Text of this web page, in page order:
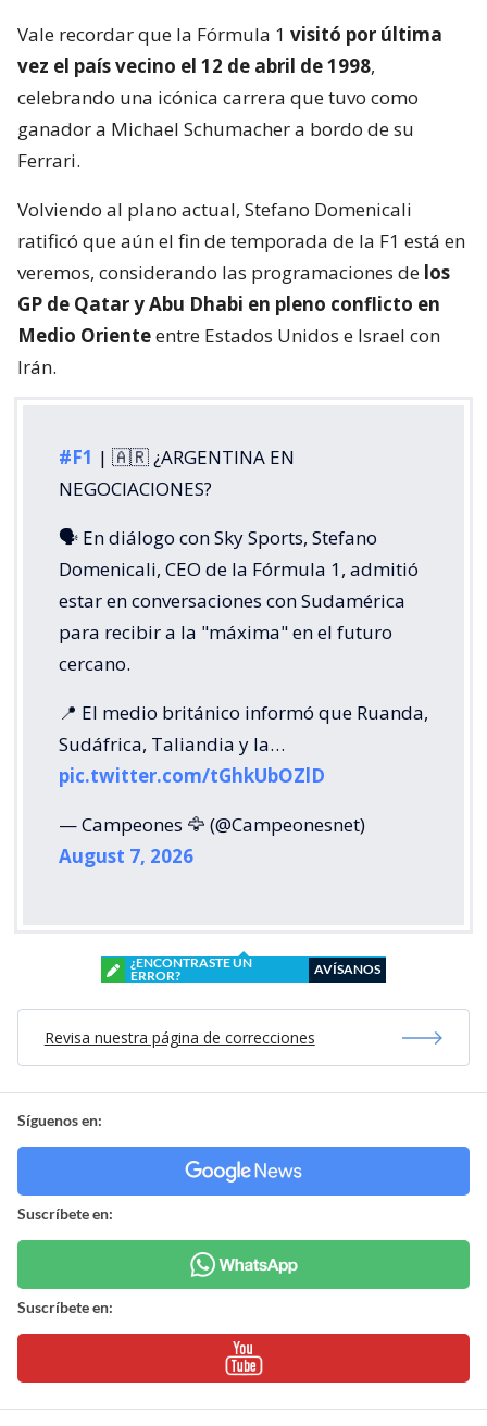
Vale recordar que la Fórmula 1 visitó por última
vez el país vecino el 12 de abril de 1998,
celebrando una icónica carrera que tuvo como
ganador a Michael Schumacher a bordo de su
Ferrari.
Volviendo al plano actual, Stefano Domenicali
ratificó que aún el fin de temporada de la F1 está en
veremos, considerando las programaciones de los
GP de Qatar y Abu Dhabi en pleno conflicto en
Medio Orienteentre Estados Unidos e Israel con
Irán.
#F1 | 🇦🇷 ¿ARGENTINA EN
NEGOCIACIONES?
🗣️ En diálogo con Sky Sports, Stefano
Domenicali, CEO de la Fórmula 1, admitió
estar en conversaciones con Sudamérica
para recibir a la "máxima" en el futuro
cercano.
📍 El medio británico informó que Ruanda,
Sudáfrica, Taliandia y la…
pic.twitter.com/tGhkUbOZlD
— Campeones 🦅 (@Campeonesnet)
August 7, 2026
¿ENCONTRASTE UN
ERROR?
AVÍSANOS
Revisa nuestra página de correcciones
Síguenos en:
Suscríbete en:
Suscríbete en: